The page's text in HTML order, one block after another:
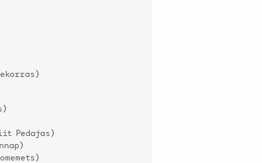
Pedajas)